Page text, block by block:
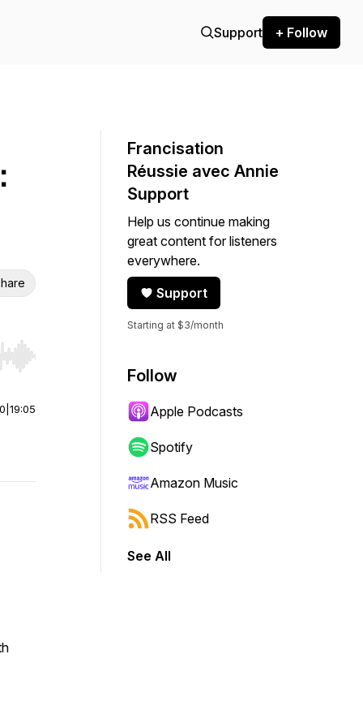
Support + Follow
Hold shift to jump forward or backward.
19:05
Francisation
Réussie avec Annie
Support
Help us continue making
great content for listeners
everywhere.
Support
Starting at $3/month
Follow
Apple Podcasts
Spotify
Amazon Music
RSS Feed
See All